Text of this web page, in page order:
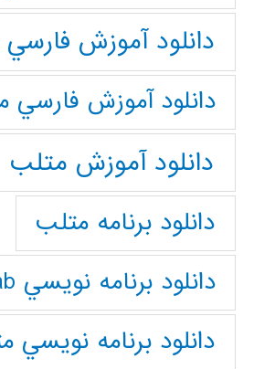
دانلود آموزش
دانلود آموزش
دانلود آموزش متلب
دانلود برنامه متلب
دانلود برنامه نويسي Matlab
دانلود برنامه نويسي